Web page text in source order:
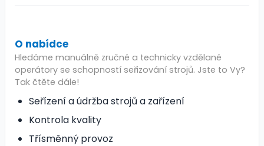
O nabídce
Hledáme manuálně zručné a technicky vzdělané
operátory se schopností seřizování strojů. Jste to Vy?
Tak čtěte dále!
Seřízení a údržba strojů a zařízení
Kontrola kvality
Třísměnný provoz